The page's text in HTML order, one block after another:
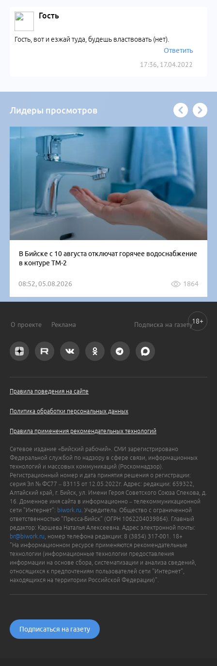
Гость
17:36, 17.04.2022
Гость, вот и езжай туда, будешь властвовать (нет).
Ответить
Лидеры просмотров
В Бийске с 10 августа отключат горячее водоснабжение
в контуре ТМ-2
08:52, 05.08.2026 1864
О проекте Реклама Подписка на газету
Правила поведения на сайте
Политика обработки персональных данных
Правила применения рекомендательных технологий
Сетевое издание «Бийский рабочий». СМИ зарегистрировано
Федеральной службой по надзору в сфере связи, информационных
технологий и массовых коммуникаций (Роскомнадзор).
Регистрационный номер и дата принятия решения о регистрации:
серия Эл № ФС77 – 83115 от 12.05.2022г. Адрес: редакции: 659322,
Алтайский край, г. Бийск, ул. Имени Героя Советского Союза Спекова, д.
16. Доменное имя сайта в информационно – телекоммуникационной
сети "Интернет": biwork.ru . Учредитель: Общество с ограниченной
ответственностью "Пресса-Бийск" (ОГРН 1062204039864). Главный
редактор: Каршева Наталья Алексеевна. Адрес электронной почты:
br@biwork.ru , номер телефона редакции: 8 (3854) 317-001. 18+
"На информационном ресурсе применяются рекомендательные
технологии (информационные технологии предоставления
информации на основе сбора, систематизации и анализа сведений,
относящихся к предпочтениям пользователей сети "Интернет",
находящихся на территории Российской Федерации)".
Подписаться на газету
18+